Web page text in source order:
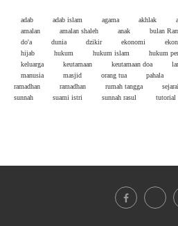
adab adab islam agama akhlak
amalan
amalan shaleh anak bulan
do'a
dunia dzikir ekonomi
hijab
hukum hukum islam hukum
keluarga
keutamaan keutamaan doa
manusia
masjid orang tua pahala
ramadhan
ramadhan rumah tangga
sunnah
suami istri sunnah rasul tutorial